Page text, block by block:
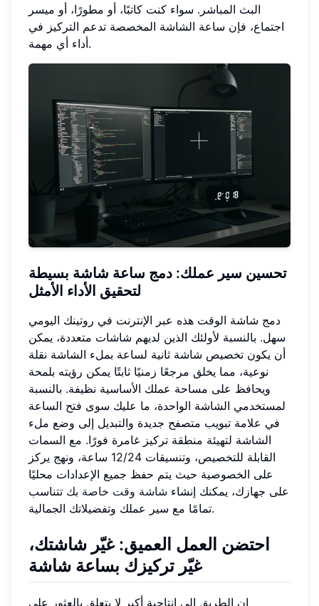
البث المباشر. سواء كنت كاتبًا، أو مطورًا، أو ميسر
اجتماع، فإن ساعة الشاشة المخصصة تدعم التركيز في
أداء أي مهمة.
تحسين سير عملك: دمج ساعة شاشة بسيطة
لتحقيق الأداء الأمثل
دمج شاشة الوقت هذه عبر الإنترنت في روتينك اليومي
سهل. بالنسبة لأولئك الذين لديهم شاشات متعددة، يمكن
أن يكون تخصيص شاشة ثانية لساعة بملء الشاشة نقلة
نوعية، مما يخلق مرجعًا زمنيًا ثابتًا يمكن رؤيته بلمحة
ويحافظ على مساحة عملك الأساسية نظيفة. بالنسبة
لمستخدمي الشاشة الواحدة، ما عليك سوى فتح الساعة
في علامة تبويب متصفح جديدة والتبديل إلى وضع ملء
الشاشة لتهيئة منطقة تركيز غامرة فورًا. مع السمات
القابلة للتخصيص، وتنسيقات 12/24 ساعة، ونهج يركز
على الخصوصية حيث يتم حفظ جميع الإعدادات محليًا
على جهازك، يمكنك إنشاء شاشة وقت خاصة بك تتناسب
تمامًا مع سير عملك وتفضيلاتك الجمالية.
احتضن العمل العميق: غيّر شاشتك،
غيّر تركيزك بساعة شاشة
إن الطريق إلى إنتاجية أكبر لا يتعلق بالعثور على